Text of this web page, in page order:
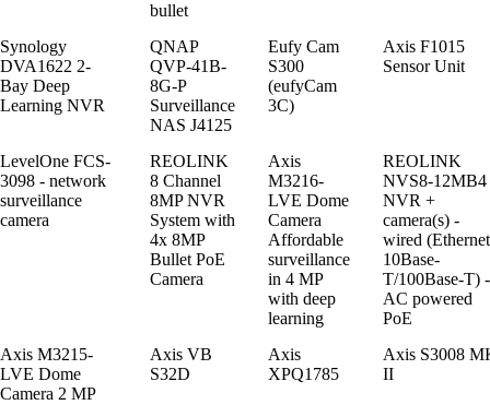
bullet
Synology
DVA1622 2-
Bay Deep
Learning NVR
QNAP
QVP-41B-
8G-P
Surveillance
NAS J4125
Eufy Cam
S300
(eufyCam
3C)
Axis F1015
Sensor Unit
LevelOne FCS-
3098 - network
surveillance
camera
REOLINK
8 Channel
8MP NVR
System with
4x 8MP
Bullet PoE
Camera
Axis
M3216-
LVE Dome
Camera
Affordable
surveillance
in 4 MP
with deep
learning
REOLINK
NVS8-12MB4
NVR +
camera(s) -
wired (Ethernet
10Base-
T/100Base-T) -
AC powered
PoE
Axis M3215-
LVE Dome
Camera 2 MP
Axis VB
S32D
Axis
XPQ1785
Axis S3008
II